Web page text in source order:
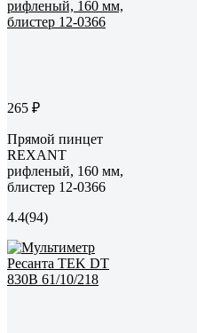
265 ₽
Прямой пинцет
REXANT
рифленый, 160 мм,
блистер 12-0366
4.4(94)